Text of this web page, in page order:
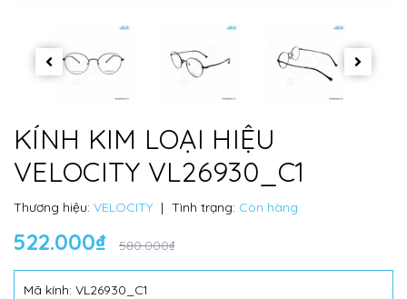
KÍNH KIM LOẠI HIỆU
VELOCITY VL26930_C1
Thương hiệu: VELOCITY | Tình trạng: Còn hàng
522.000₫ 580.000₫
Mã kính: VL26930_C1